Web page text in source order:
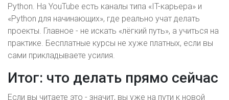
Python. На YouTube есть каналы типа «IT-карьера» и
«Python для начинающих», где реально учат делать
проекты. Главное - не искать «лёгкий путь», а учиться на
практике. Бесплатные курсы не хуже платных, если вы
сами прикладываете усилия.
Итог: что делать прямо сейчас
Если вы читаете это - значит, вы уже на пути к новой